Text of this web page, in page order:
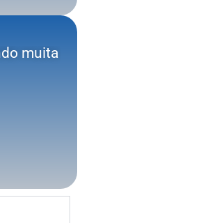
muita